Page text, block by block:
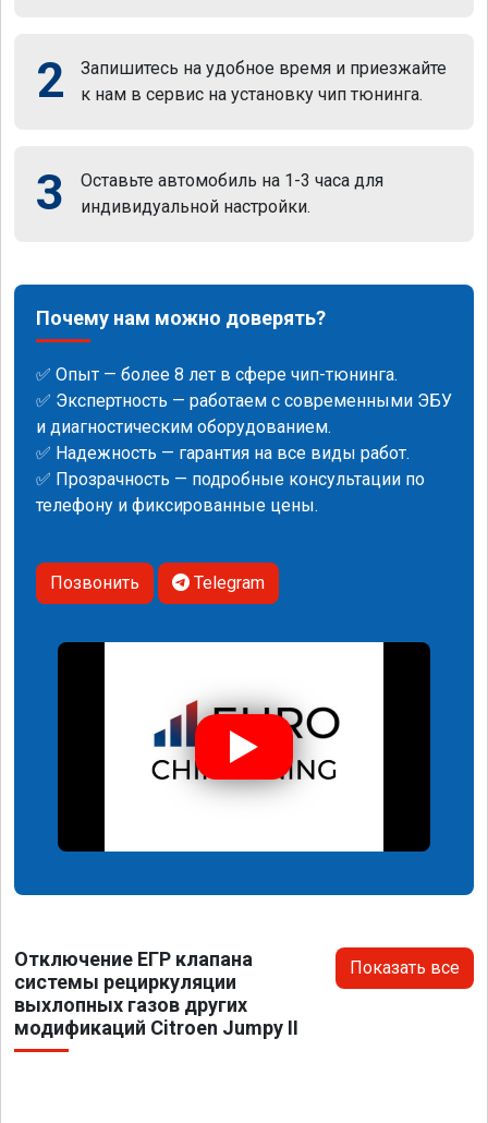
2
Запишитесь на удобное время и приезжайте
к нам в сервис на установку чип тюнинга.
3
Оставьте автомобиль на 1-3 часа для
индивидуальной настройки.
Почему нам можно доверять?
✅ Опыт — более 8 лет в сфере чип-тюнинга.
✅ Экспертность — работаем с современными ЭБУ
и диагностическим оборудованием.
✅ Надежность — гарантия на все виды работ.
✅ Прозрачность — подробные консультации по
телефону и фиксированные цены.
Позвонить Telegram
Отключение ЕГР клапана
системы рециркуляции
выхлопных газов других
модификаций Citroen Jumpy II
Показать все